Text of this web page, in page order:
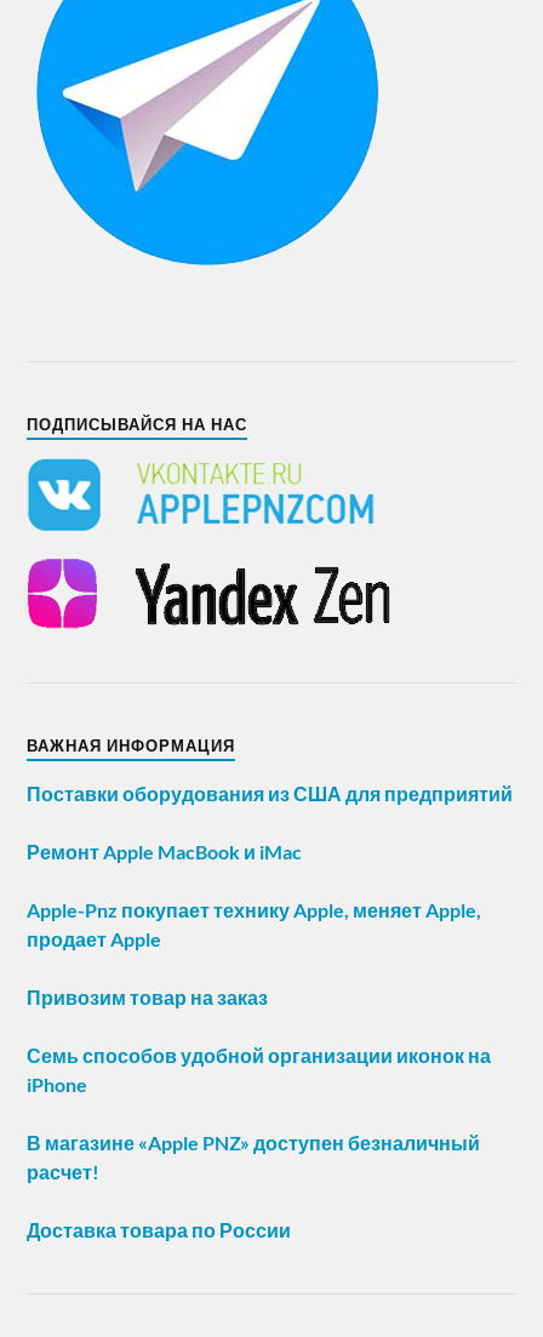
ПОДПИСЫВАЙСЯ НА НАС
ВАЖНАЯ ИНФОРМАЦИЯ
Поставки оборудования из США для предприятий
Ремонт Apple MacBook и iMac
Apple-Pnz покупает технику Apple, меняет Apple,
продает Apple
Привозим товар на заказ
Семь способов удобной организации иконок на
iPhone
В магазине «Apple PNZ» доступен безналичный
расчет!
Доставка товара по России